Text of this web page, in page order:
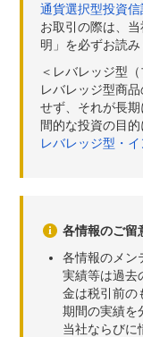
通貨選択型投資
お取引の際は、
明」を必ずお読み
＜レバレッジ型
レバレッジ型商
せず、それが長
間的な投資の目
レバレッジ型・
各情報のご留
各情報のメン
実績等は過去
金は税引前の
期間の実績を
当社ならびに